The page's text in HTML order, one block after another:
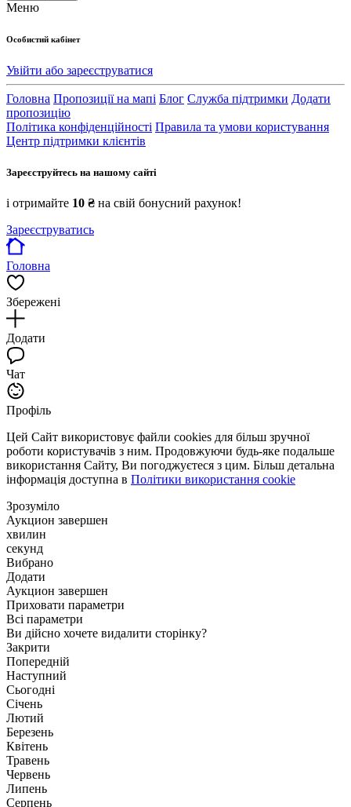
Меню
Особистий кабінет
Увійти або зареєструватися
Головна Пропозиції на мапі Блог Служба підтримки Додати
пропозицію
Політика конфіденційності Правила та умови користування
Центр підтримки клієнтів
Зареєструйтесь на нашому сайті
і отримайте 10 ₴ на свій бонусний рахунок!
Зареєструватись
Головна
Збережені
Додати
Чат
Профіль
Цей Сайт використовує файли cookies для більш зручної
роботи користувачів з ним. Продовжуючи будь-яке подальше
використання Сайту, Ви погоджуєтеся з цим. Більш детальна
інформація доступна в Політики використання cookie
Зрозуміло
Аукцион завершен
хвилин
секунд
Вибрано
Додати
Аукцион завершен
Приховати параметри
Всі параметри
Ви дійсно хочете видалити сторінку?
Закрити
Попередній
Наступний
Сьогодні
Січень
Лютий
Березень
Квітень
Травень
Червень
Липень
Серпень